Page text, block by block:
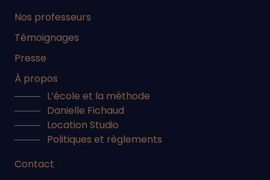
Nos professeurs
Témoignages
Presse
À propos
L’école et la méthode
Danielle Fichaud
Location Studio
Politiques et règlements
Contact